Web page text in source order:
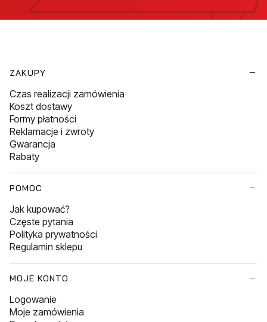
ZAKUPY
Czas realizacji zamówienia
Koszt dostawy
Formy płatności
Reklamacje i zwroty
Gwarancja
Rabaty
POMOC
Jak kupować?
Częste pytania
Polityka prywatności
Regulamin sklepu
MOJE KONTO
Logowanie
Moje zamówienia